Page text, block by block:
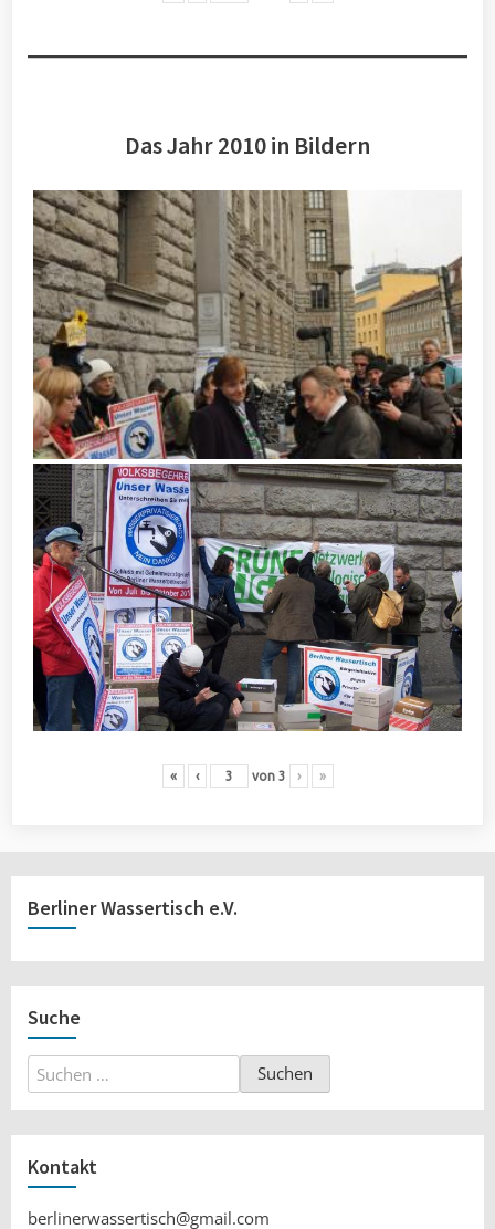
Das Jahr 2010 in Bildern
« ‹ von 3 › »
Berliner Wassertisch e.V.
Suche
Suchen
nach:
Kontakt
berlinerwassertisch@gmail.com